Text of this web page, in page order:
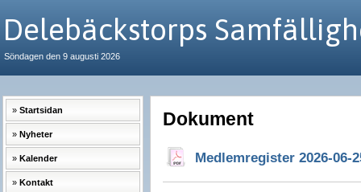
Delebäckstorps
Söndagen den 9 augusti 2026
Startsidan
Nyheter
Kalender
Kontakt
Dokument
Medlemregister 2026-06-